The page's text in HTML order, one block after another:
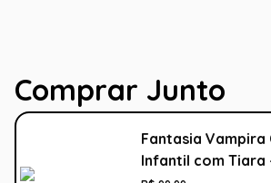
Comprar Junto
Fantasia Vampira
Infantil com Tiara